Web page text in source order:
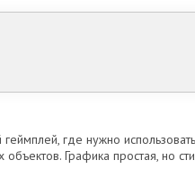
где нужно
Графика простая, но